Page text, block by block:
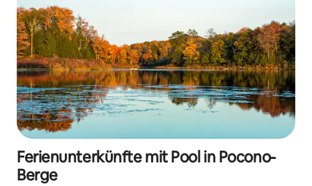
Ferienunterkünfte mit Pool in Pocono-
Berge